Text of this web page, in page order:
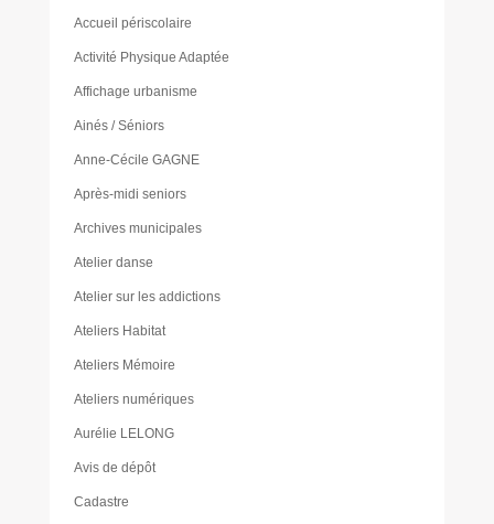
Accueil périscolaire
Activité Physique Adaptée
Affichage urbanisme
Ainés / Séniors
Anne-Cécile GAGNE
Après-midi seniors
Archives municipales
Atelier danse
Atelier sur les addictions
Ateliers Habitat
Ateliers Mémoire
Ateliers numériques
Aurélie LELONG
Avis de dépôt
Cadastre